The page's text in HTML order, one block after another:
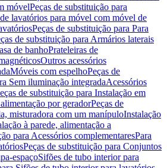
móvelPeças de substituição para
lavatórios para móvel com móvel de
Peças de substituição para Para
de substituição para Armários laterais
de banhoPrateleiras de
Outros acessórios
Móveis com espelhoPeças de
Sem iluminação integradaAcessórios
de substituição para Instalação em
por geradorPeças de
misturadora com um manípuloInstalação
à parede, alimentação a
para Acessórios complementaresPara
Peças de substituição para Conjuntos
espaçoSifões de tubo interior para